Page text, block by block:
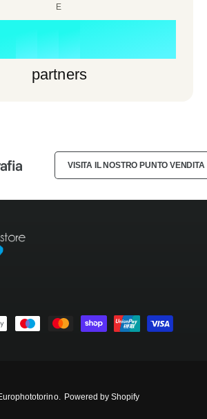
8
9
E
1
2
4
5
6
8
0
1
3
4
7
9
0
1
3
4
7
9
+
partners
VISITA IL NOSTRO PUNTO VENDITA
. Powered by Shopify